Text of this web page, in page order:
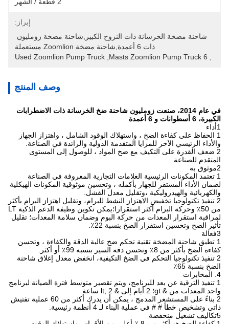
إبراز:
ذات 6 أعمدة,شاحنة مضخة Zoomlion مستعملة
6 Masts Zoomlion Pump Truck
Used Zoomlion Pump Truck
وصف المنتج
في عام 2014، صنعت زومليون شاحنة ضخ الخرسانة ذات الاضطرابات
الكبيرة، 6 أسطوانات و 6 أعمدة
1أداء
1 الحفاظ على كفاءة الضخ ، واستهلاك الوقود الشامل ، واهتزاز الجهاز
والأداء الرئيسي الآخر للمزايا المتقدمة الدولية والرائدة في الصناعة.
2 ضعف القدرة على التكيف مع ضخ المواد ، للوصول إلى المستوى
المتقدم للصناعة.
2موثوق به
1 تعتمد المكونات الرئيسية العلامات التجارية المعروفة في الصناعة
لضمان الأداء المستقر للجهاز بأكمله ، وتحسين موثوقية المكونات الهيكلية
والكهربائية والهيدروليكية ،وتقليل معدل الفشل.
2 تنفيذ تكنولوجيا تخفيض الاهتزاز النشط للبرام، وتقليل اهتزاز البرام بأكثر
من 50٪ وحركة البرام أكثر استقرارا؛يمكن تكوين وظيفة الدعم الذكية LT
لمراقبة استقرار المعدات من حركة البوم وضمان سلامة المعدات؛ تقليل
تأثير الضخ وتحسين استقرار الضخ بنسبة 22٪.
3فعالة
1 تطبق شاحنة المضخة تقنية تحكم ضخ عالية الدقة والكفاءة ، وتحسن
كفاءة الضخ بأكثر من 8٪ وتحسن دقة السير بنسبة 99٪ أو أكثر.
2 تنفيذ تكنولوجيا التحكم في الضخ التكيفية، انخفض معدل إغلاق شاحنة
الضخ بنسبة 65٪
4. المخابرات
1 تنفيذ الترقية عن بعد للبرنامج، ويتم تقصير متوسط فترة الصيانة لبرنامج
واحد المعدات من & gt؛ 2 أيام إلى & lt; 2 ساعة.
2 بناءً على المستشعر المدمج ، يمكن أن يدرك أكثر من 60 عملية تفتيش
ذاتي وتشخيص خطأ # # في عملية البناء لـ 4 أنظمة رئيسية.
5تكاليف تشغيل منخفضة